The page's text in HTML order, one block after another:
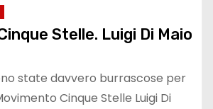
Stelle. Luigi Di Maio
state davvero burrascose per
Cinque Stelle Luigi Di